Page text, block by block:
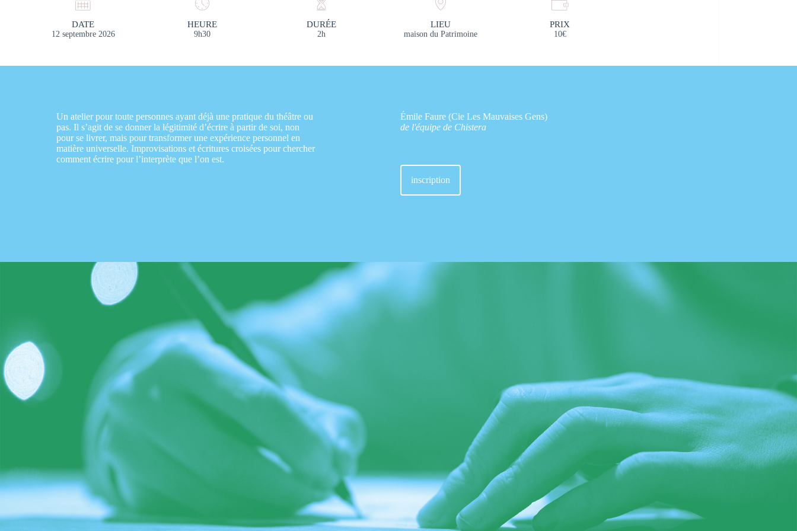
DATE
12 septembre 2026
HEURE
9h30
DURÉE
2h
LIEU
maison du Patrimoine
PRIX
10€
Un atelier pour toute personnes ayant déjà une pratique du théâtre ou
pas. Il s’agit de se donner la légitimité d’écrire à partir de soi, non
pour se livrer, mais pour transformer une expérience personnel en
matière universelle. Improvisations et écritures croisées pour chercher
comment écrire pour l’interprète que l’on est.
Émile Faure (Cie Les Mauvaises Gens)
de l'équipe de Chistera
inscription